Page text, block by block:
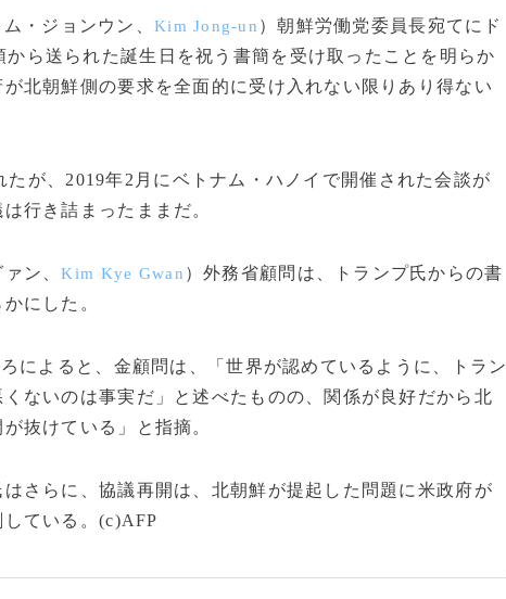
・ジョンウン、 Kim Jong-un ）朝鮮労働党委員長宛てにド
から送られた誕生日を祝う書簡を受け取ったことを明らか
北朝鮮側の要求を全面的に受け入れない限りあり得ない
が、2019年2月にベトナム・ハノイで開催された会談が
行き詰まったままだ。
ン、Kim Kye Gwan ）外務省顧問は、トランプ氏からの書
にした。
によると、金顧問は、「世界が認めているように、トラン
ないのは事実だ」と述べたものの、関係が良好だから北
抜けている」と指摘。
さらに、協議再開は、北朝鮮が提起した問題に米政府が
している。(c)AFP